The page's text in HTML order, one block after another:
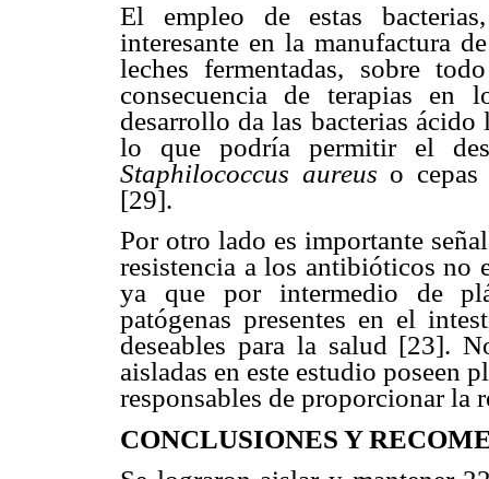
El empleo de estas
interesante en la manufactura
leches fermentadas, sobre
consecuencia de terapias en
desarrollo da las bacterias
lo que podría permitir el
Staphilococcus aureus o
[29].
Por otro lado es importante
resistencia a los antibióticos no
ya que por intermedio de
patógenas presentes en el
deseables para la salud [23].
aisladas en este estudio poseen
responsables de proporcionar la
CONCLUSIONES Y